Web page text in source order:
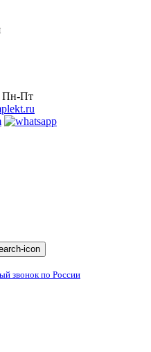
Пн-Пт
звонок по России